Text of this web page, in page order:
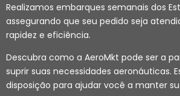
Realizamos embarques semanais dos
assegurando que seu pedido seja
rapidez e eficiência.
Descubra como a AeroMkt pode ser a
suprir suas necessidades aeronáuticas.
disposição para ajudar você a manter